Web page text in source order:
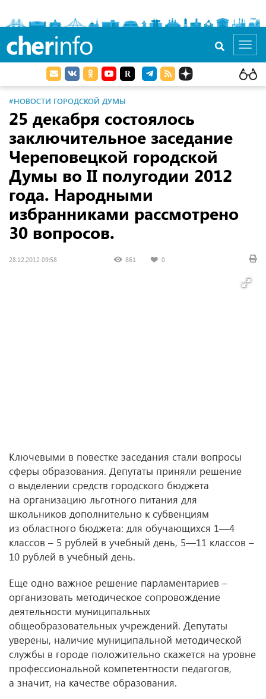
cherinfo
#НОВОСТИ ГОРОДСКОЙ ДУМЫ
25 декабря состоялось
заключительное заседание
Череповецкой городской
Думы во II полугодии 2012
года. Народными
избранниками рассмотрено
30 вопросов.
28.12.2012 09:58 861 0
Ключевыми в повестке заседания стали вопросы
сферы образования. Депутаты приняли решение
о выделении средств городского бюджета
на организацию льготного питания для
школьников дополнительно к субвенциям
из областного бюджета: для обучающихся 1—4
классов – 5 рублей в учебный день, 5—11 классов –
10 рублей в учебный день.
Еще одно важное решение парламентариев –
организовать методическое сопровождение
деятельности муниципальных
общеобразовательных учреждений. Депутаты
уверены, наличие муниципальной методической
службы в городе положительно скажется на уровне
профессиональной компетентности педагогов,
а значит, на качестве образования.